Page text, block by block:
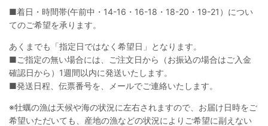
■着日・時間帯(午前中・14-16・16-18・18-20・19-21）につい
てのご希望を承ります。
あくまでも「指定日ではなく希望日」となります。
■ご指定の無い場合には、ご注文日から（お振込の場合はご入金
確認日から）1週間以内に発送いたします。
■発送日程、伝票番号を、メールでご連絡いたします。
※牡蠣の漁は天候や海の状況に左右されますので、お届け日時をご
希望いただいても、産地の漁などの状況によりご希望に副えない